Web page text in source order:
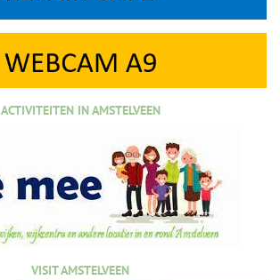
ACTIVITEITEN IN AMSTELVEEN
VISIT AMSTELVEEN